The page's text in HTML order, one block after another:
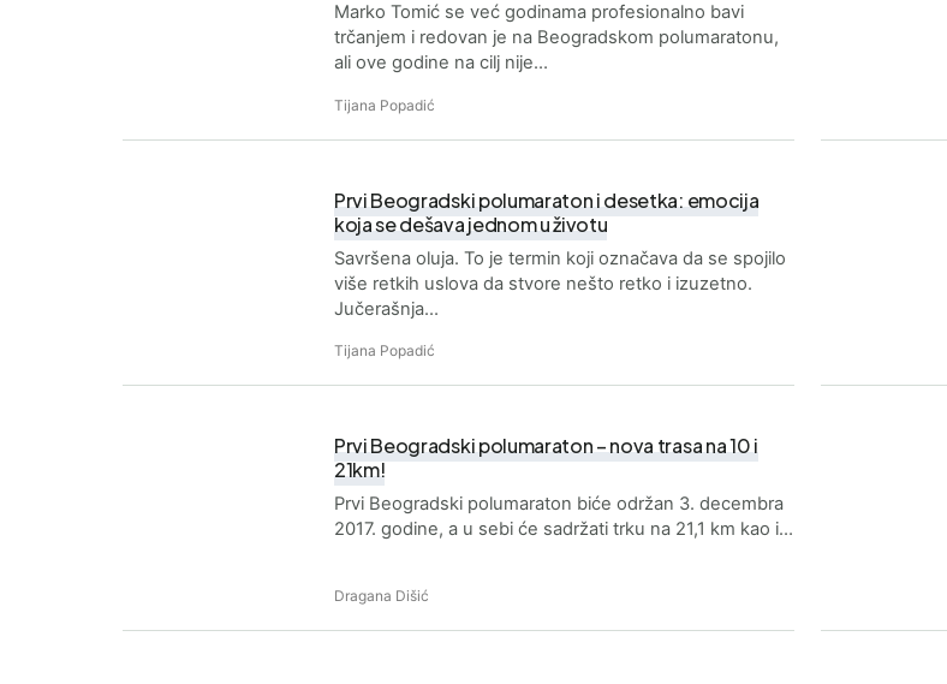
Marko Tomić se već godinama profesionalno bavi
trčanjem i redovan je na Beogradskom polumaratonu,
ali ove godine na cilj nije…
Tijana Popadić
Prvi Beogradski polumaraton i desetka: emocija
koja se dešava jednom u životu
Savršena oluja. To je termin koji označava da se spojilo
više retkih uslova da stvore nešto retko i izuzetno.
Jučerašnja…
Tijana Popadić
Prvi Beogradski polumaraton – nova trasa na 10 i
21km!
Prvi Beogradski polumaraton biće održan 3. decembra
2017. godine, a u sebi će sadržati trku na 21,1 km kao i…
Dragana Dišić